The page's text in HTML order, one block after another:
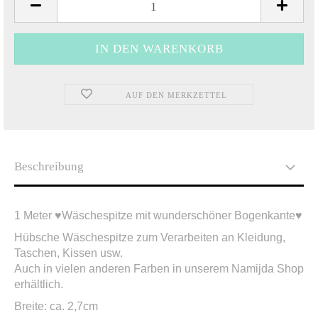
AUF DEN MERKZETTEL
Beschreibung
1 Meter ♥Wäschespitze mit wunderschöner Bogenkante♥
Hübsche Wäschespitze zum Verarbeiten an Kleidung,
Taschen, Kissen usw.
Auch in vielen anderen Farben in unserem Namijda Shop
erhältlich.
Breite: ca. 2,7cm